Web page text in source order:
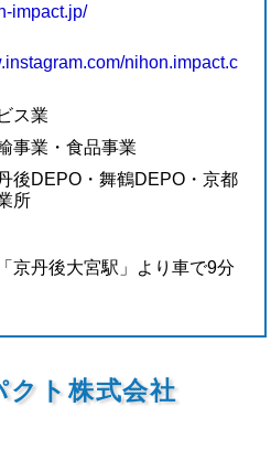
impact.jp/
nihon.impact.c
ス業
事業・食品事業
後DEPO・舞鶴DEPO・京都
所
京丹後大宮駅」より車で9分
クト株式会社